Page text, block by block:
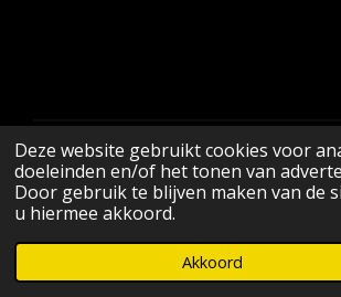
Deze website gebruikt cookies voor
doeleinden en/of het tonen van
Door gebruik te blijven maken van de
u hiermee akkoord.
Akkoord
© 2026 Maison Blanche Picon
E-mailadres